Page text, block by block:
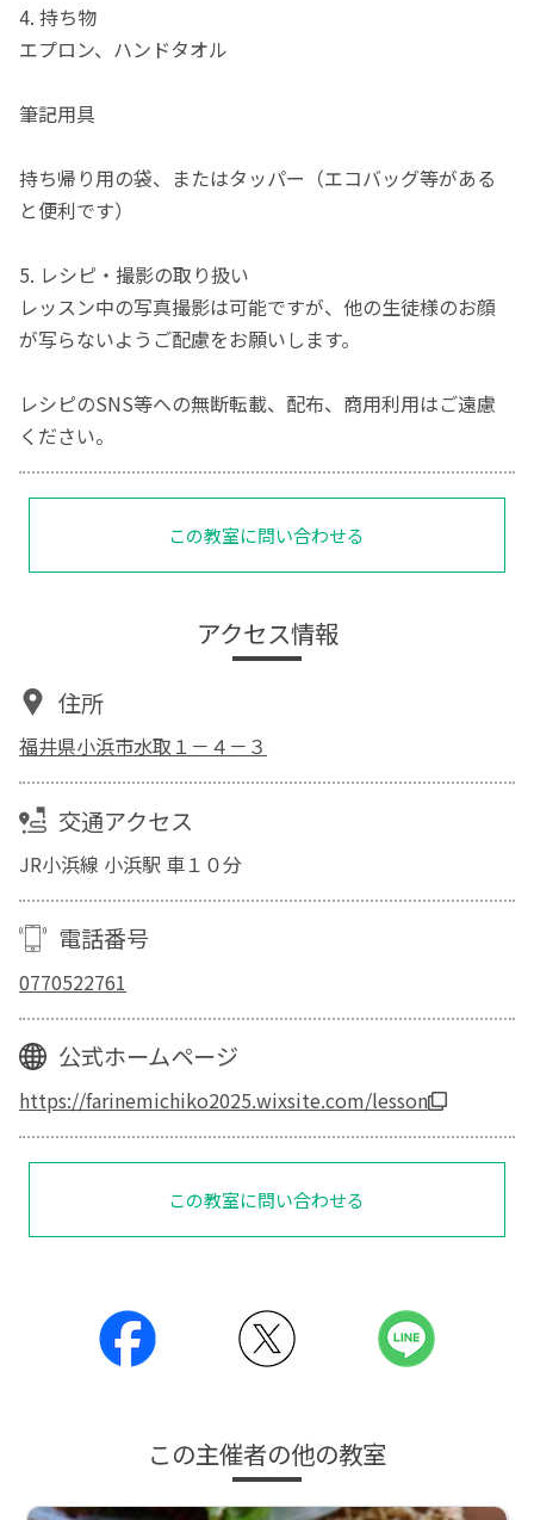
4. 持ち物
エプロン、ハンドタオル
筆記用具
持ち帰り用の袋、またはタッパー（エコバッグ等がある
と便利です）
5. レシピ・撮影の取り扱い
レッスン中の写真撮影は可能ですが、他の生徒様のお顔
が写らないようご配慮をお願いします。
レシピのSNS等への無断転載、配布、商用利用はご遠慮
ください。
この教室に問い合わせる
アクセス情報
住所
福井県小浜市水取１－４－３
交通アクセス
JR小浜線 小浜駅 車１０分
電話番号
0770522761
公式ホームページ
https://farinemichiko2025.wixsite.com/lesson
この教室に問い合わせる
この主催者の他の教室